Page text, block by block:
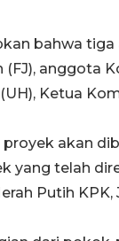
bahwa
anggota
Ketua
proyek akan
yang telah
Putih KPK,